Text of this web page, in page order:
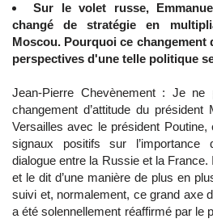
Sur le volet russe,
changé de stratégie en
Moscou. Pourquoi ce changement
perspectives d'une telle politique
Jean-Pierre Chevènement : Je
changement d’attitude du
Versailles avec le président
signaux positifs sur l’importance
dialogue entre la Russie et la
et le dit d’une manière de plus en
suivi et, normalement, ce grand axe
a été solennellement réaffirmé par le